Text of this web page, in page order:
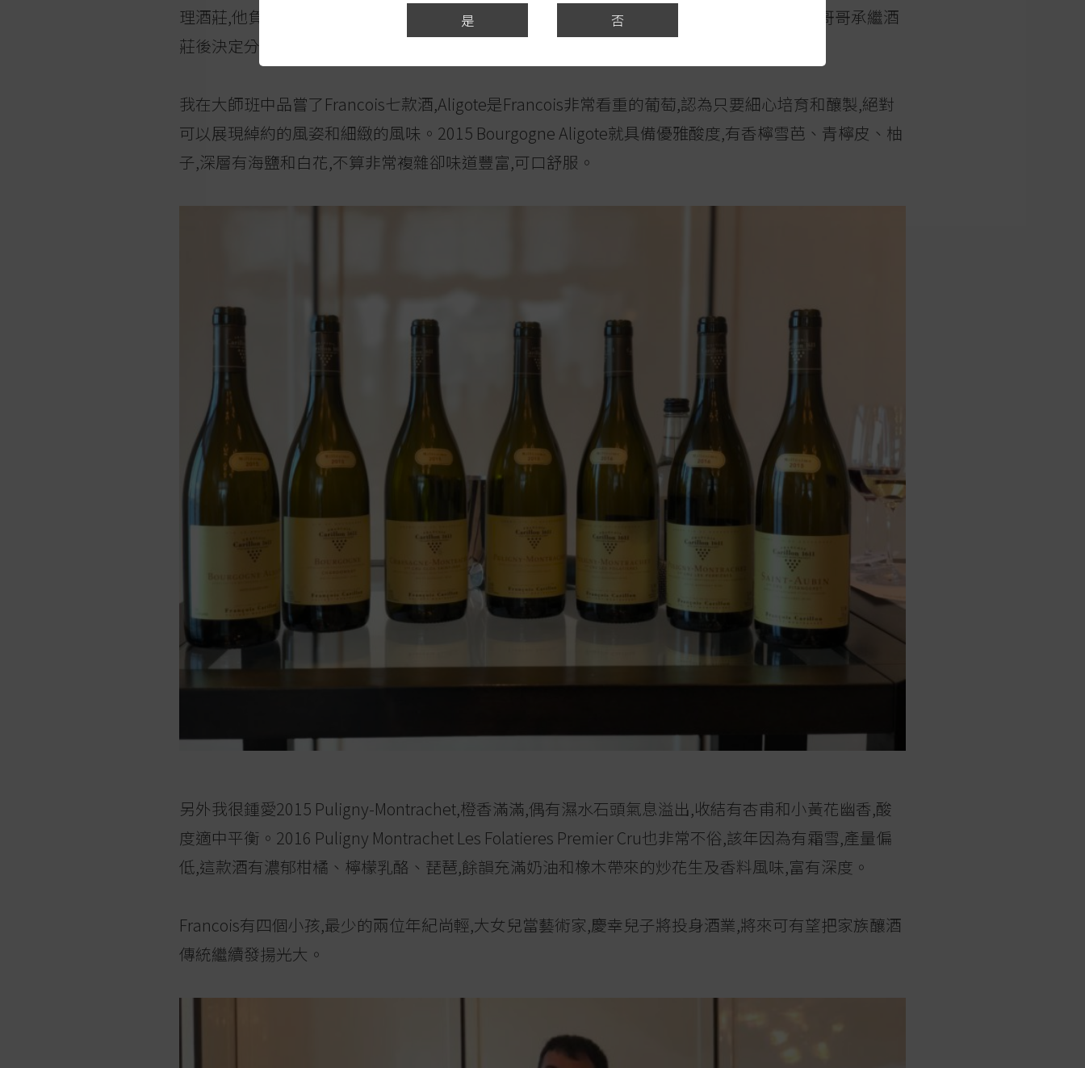
是 否
理酒莊,他負責莊園,哥哥Jacques則在釀酒方面把關。到九年前他父親Louis退休,Francois和哥哥承繼酒
莊後決定分道揚鑣,成立以自己名字為酒莊品牌打天下。
我在大師班中品嘗了Francois七款酒,Aligote是Francois非常看重的葡萄,認為只要細心培育和釀製,絕對
可以展現綽約的風姿和細緻的風味。2015 Bourgogne Aligote就具備優雅酸度,有香檸雪芭、青檸皮、柚
子,深層有海鹽和白花,不算非常複雜卻味道豐富,可口舒服。
另外我很鍾愛2015 Puligny-Montrachet,橙香滿滿,偶有濕水石頭氣息溢出,收結有杏甫和小黃花幽香,酸
度適中平衡。2016 Puligny Montrachet Les Folatieres Premier Cru也非常不俗,該年因為有霜雪,產量偏
低,這款酒有濃郁柑橘、檸檬乳酪、琵琶,餘韻充滿奶油和橡木帶來的炒花生及香料風味,富有深度。
Francois有四個小孩,最少的兩位年紀尚輕,大女兒當藝術家,慶幸兒子將投身酒業,將來可有望把家族釀酒
傳統繼續發揚光大。